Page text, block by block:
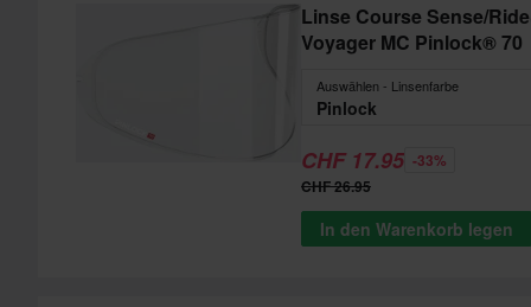
Linse Course Sense/
Voyager MC Pinlock® 70
Auswählen - Linsenfarbe
Pinlock
CHF 17.95 -33%
CHF 26.95
In den Warenkorb legen